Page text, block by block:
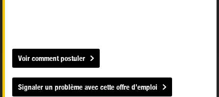
Voir comment postuler
Signaler un problème avec cette offre d’emploi